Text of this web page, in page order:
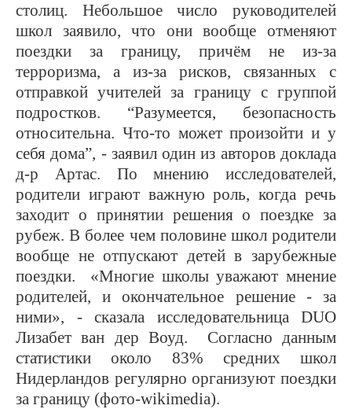
столиц. Небольшое число руководителей
школ заявило, что они вообще отменяют
поездки за границу, причём не из-за
терроризма, а из-за рисков, связанных с
отправкой учителей за границу с группой
подростков. “Разумеется, безопасность
относительна. Что-то может произойти и у
себя дома”, - заявил один из авторов доклада
д-р Артас. По мнению исследователей,
родители играют важную роль, когда речь
заходит о принятии решения о поездке за
рубеж. В более чем половине школ родители
вообще не отпускают детей в зарубежные
поездки. «Многие школы уважают мнение
родителей, и окончательное решение - за
ними», - сказала исследовательница DUO
Лизабет ван дер Воуд. Согласно данным
статистики около 83% средних школ
Нидерландов регулярно организуют поездки
за границу (фото-wikimedia).